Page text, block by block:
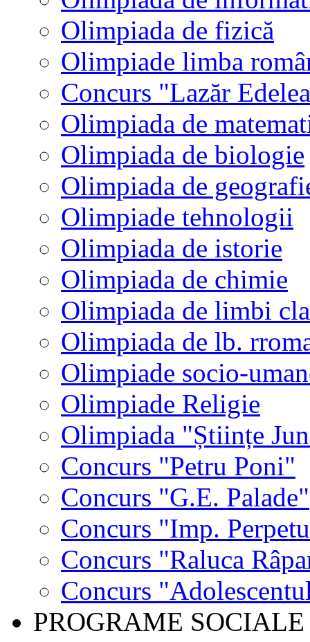
Olimpiada de fizică
Olimpiade limba
Concurs "Lazăr
Olimpiada de
Olimpiada de biologie
Olimpiada de
Olimpiade tehnologii
Olimpiada de istorie
Olimpiada de chimie
Olimpiada de limbi
Olimpiada de lb.
Olimpiade socio-
Olimpiade Religie
Olimpiada "Științe
Concurs "Petru Poni"
Concurs "G.E. Palade"
Concurs "Imp.
Concurs "Raluca
Concurs
PROGRAME SOCIALE